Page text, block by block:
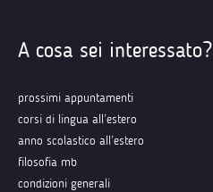
A cosa sei interessato?
prossimi appuntamenti
corsi di lingua all’estero
anno scolastico all’estero
filosofia mb
condizioni generali